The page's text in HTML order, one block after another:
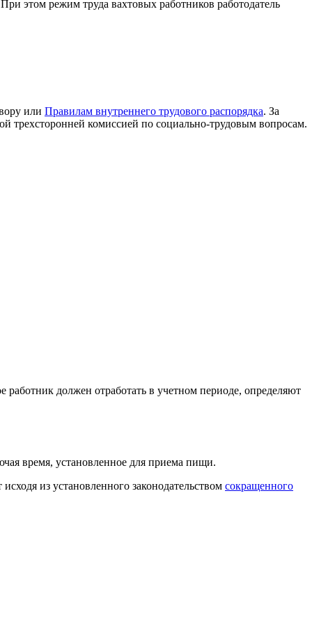
этом режим труда вахтовых работников работодатель
или Правилам внутреннего трудового распорядка. За
трехсторонней комиссией по социально-трудовым вопросам.
должен отработать в учетном периоде, определяют
время, установленное для приема пищи.
из установленного законодательством сокращенного